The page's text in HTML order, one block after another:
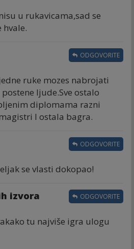
u rukavicama,sad se
hvale.
ruke mozes nabrojati
ljude.Sve ostalo
diplomama razni
I ostala bagra.
ODGOVORITE
se vlasti dokopao!
ODGOVORITE
izvora
tu najviše igra ulogu
ODGOVORITE